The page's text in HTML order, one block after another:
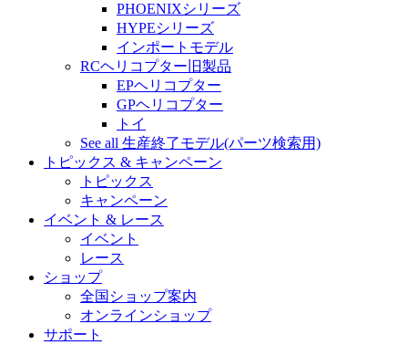
PHOENIXシリーズ
HYPEシリーズ
インポートモデル
RCヘリコプター旧製品
EPヘリコプター
GPヘリコプター
トイ
See all 生産終了モデル(パーツ検索用)
トピックス & キャンペーン
トピックス
キャンペーン
イベント & レース
イベント
レース
ショップ
全国ショップ案内
オンラインショップ
サポート